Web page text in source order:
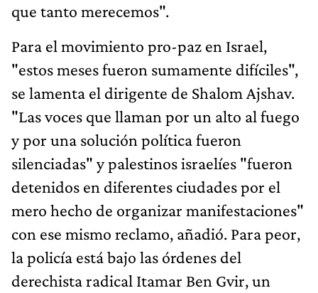
que tanto merecemos".
Para el movimiento pro-paz en Israel,
"estos meses fueron sumamente difíciles",
se lamenta el dirigente de Shalom Ajshav.
"Las voces que llaman por un alto al fuego
y por una solución política fueron
silenciadas" y palestinos israelíes "fueron
detenidos en diferentes ciudades por el
mero hecho de organizar manifestaciones"
con ese mismo reclamo, añadió. Para peor,
la policía está bajo las órdenes del
derechista radical Itamar Ben Gvir, un